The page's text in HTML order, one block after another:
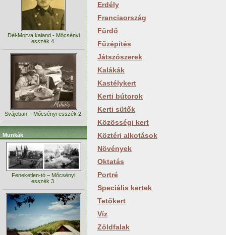
Dél-Morva kaland - Mőcsényi
esszék 4.
Svájcban – Mőcsényi esszék 2.
Munkák
Feneketlen-tó – Mőcsényi
esszék 3.
Erdély
Franciaország
Fürdő
Fűzépítés
Játszószerek
Kalákák
Kastélykert
Kerti bútorok
Kerti sütők
Közösségi kert
Köztéri alkotások
Növények
Oktatás
Portré
Speciális kertek
Tetőkert
Víz
Zöldfalak